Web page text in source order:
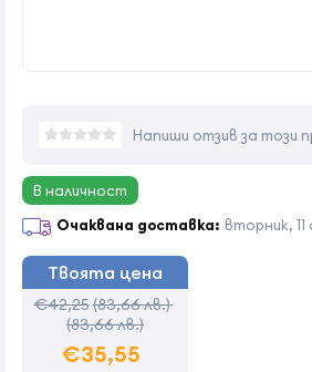
Напиши отзив за този
В наличност
Очаквана доставка: вторник, 11
Твоята цена
€42,25(83,66 лв.)
(83,66 лв.)
€35,55